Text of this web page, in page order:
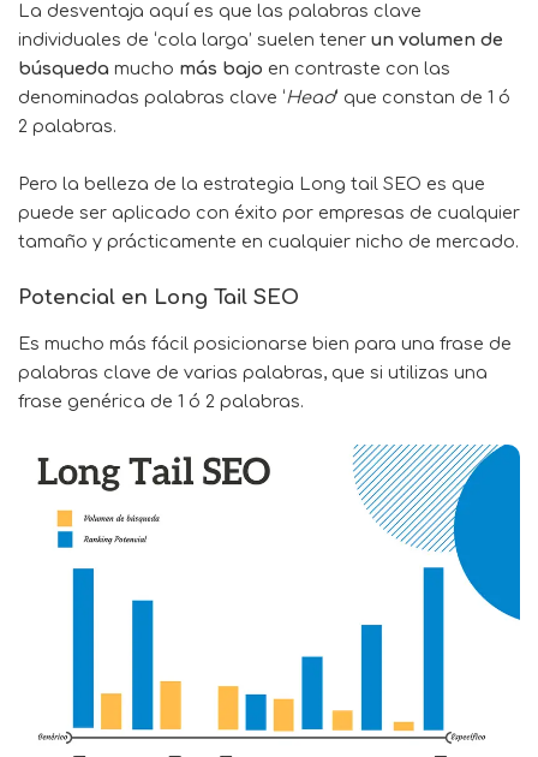
La desventaja aquí es que las palabras clave
individuales de ‘cola larga’ suelen tener un volumen de
búsqueda mucho más bajo en contraste con las
denominadas palabras clave ‘Head‘ que constan de 1 ó
2 palabras.
Pero la belleza de la estrategia Long tail SEO es que
puede ser aplicado con éxito por empresas de cualquier
tamaño y prácticamente en cualquier nicho de mercado.
Potencial en Long Tail SEO
Es mucho más fácil posicionarse bien para una frase de
palabras clave de varias palabras, que si utilizas una
frase genérica de 1 ó 2 palabras.